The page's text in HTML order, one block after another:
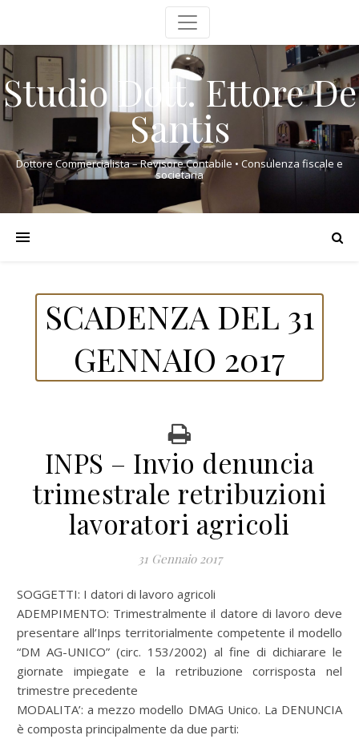
Studio Dott. Ettore De
Santis
Dottore Commercialista – Revisore Contabile • Consulenza fiscale e
societaria
SCADENZA DEL 31
GENNAIO 2017
INPS – Invio denuncia
trimestrale retribuzioni
lavoratori agricoli
31 Gennaio 2017
SOGGETTI: I datori di lavoro agricoli
ADEMPIMENTO: Trimestralmente il datore di lavoro deve
presentare all’Inps territorialmente competente il modello
“DM AG-UNICO” (circ. 153/2002) al fine di dichiarare le
giornate impiegate e la retribuzione corrisposta nel
trimestre precedente
MODALITA’: a mezzo modello DMAG Unico. La DENUNCIA
è composta principalmente da due parti: